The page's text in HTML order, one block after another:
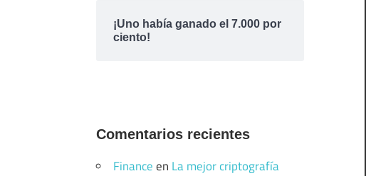
¡Uno había ganado el 7.000 por
ciento!
Comentarios recientes
Financeen La mejor criptografía